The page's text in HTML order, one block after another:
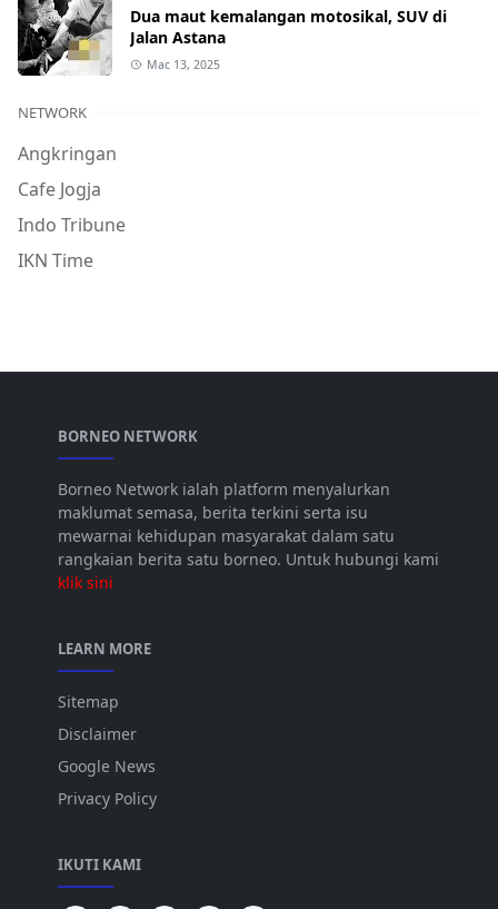
Dua maut kemalangan motosikal, SUV di
Jalan Astana
Mac 13, 2025
NETWORK
Angkringan
Cafe Jogja
Indo Tribune
IKN Time
BORNEO NETWORK
Borneo Network ialah platform menyalurkan
maklumat semasa, berita terkini serta isu
mewarnai kehidupan masyarakat dalam satu
rangkaian berita satu borneo. Untuk hubungi kami
klik sini
LEARN MORE
Sitemap
Disclaimer
Google News
Privacy Policy
IKUTI KAMI